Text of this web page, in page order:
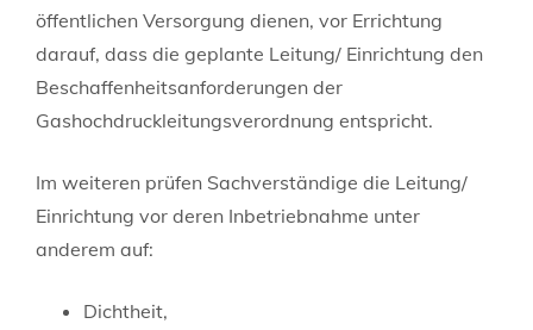
öffentlichen Versorgung dienen, vor Errichtung
darauf, dass die geplante Leitung/ Einrichtung den
Beschaffenheitsanforderungen der
Gashochdruckleitungsverordnung entspricht.
Im weiteren prüfen Sachverständige die Leitung/
Einrichtung vor deren Inbetriebnahme unter
anderem auf:
Dichtheit,